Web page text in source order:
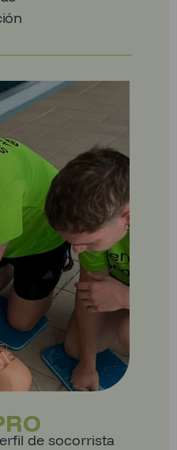
de socorrista